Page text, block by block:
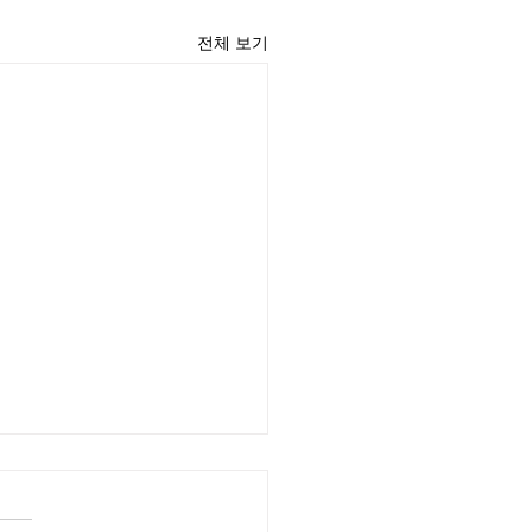
전체 보기
는 양심의 가책이 일어날